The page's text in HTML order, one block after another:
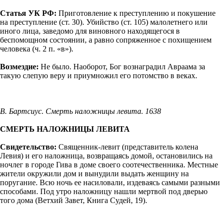
Статья УК РФ: Приготовление к преступлению и покушение
на преступление (ст. 30). Убийство (ст. 105) малолетнего или
иного лица, заведомо для виновного находящегося в
беспомощном состоянии, а равно сопряженное с похищением
человека (ч. 2 п. «в»).
Возмездие: Не было. Наоборот, Бог вознаградил Авраама за
такую слепую веру и приумножил его потомство в веках.
В. Бартсиус. Смерть наложницы левита. 1638
СМЕРТЬ НАЛОЖНИЦЫ ЛЕВИТА
Свидетельство: Священник-левит (представитель колена
Левия) и его наложница, возвращаясь домой, остановились на
ночлег в городе Гива в доме своего соотечественника. Местные
жители окружили дом и вынудили выдать женщину на
поругание. Всю ночь ее насиловали, издеваясь самыми разными
способами. Под утро наложницу нашли мертвой под дверью
того дома (Ветхий Завет, Книга Судей, 19).